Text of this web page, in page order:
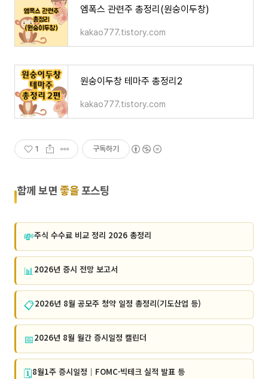
엠폭스 관련주 총정리(원숭이두창)
kakao777.tistory.com
원숭이두창 테마주 총정리2
kakao777.tistory.com
1 구독하기
함께 보면 좋을포스팅
💸주식 수수료 비교 정리 2026 총정리
📊 2026년 증시 전망 보고서
📋2026년 8월 공모주 청약 일정 총정리(기도산업 등)
📅2026년 8월 월간 증시일정 캘린더
🗓️8월1주 증시일정｜FOMC·빅테크 실적 발표 등